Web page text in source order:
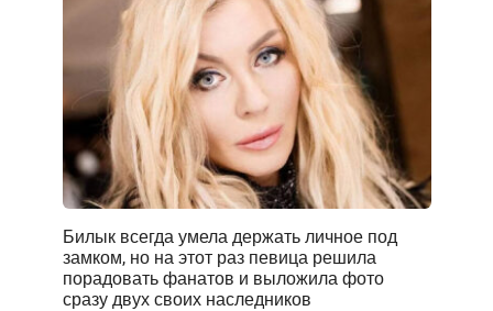
Билык всегда умела держать личное под
замком, но на этот раз певица решила
порадовать фанатов и выложила фото
сразу двух своих наследников